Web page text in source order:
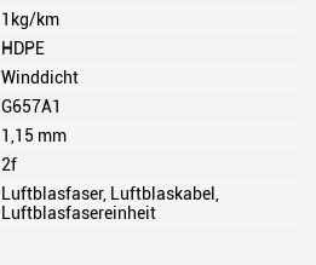
1kg/km
HDPE
Winddicht
G657A1
1,15 mm
2f
Luftblasfaser, Luftblaskabel,
Luftblasfasereinheit